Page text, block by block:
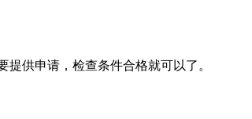
供申请，检查条件合格就可以了。